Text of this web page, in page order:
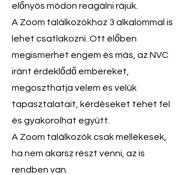
előnyös módon reagálni rájuk.
A Zoom találkozókhoz 3 alkalommal is
lehet csatlakozni. Ott élőben
megismerhet engem és más, az NVC
iránt érdeklődő embereket,
megoszthatja velem és velük
tapasztalatait, kérdéseket tehet fel
és gyakorolhat együtt.
A Zoom találkozók csak mellékesek,
ha nem akarsz részt venni, az is
rendben van.